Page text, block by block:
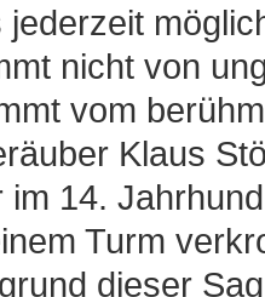
jederzeit
nicht von
vom
Klaus
im 14.
Turm
dieser